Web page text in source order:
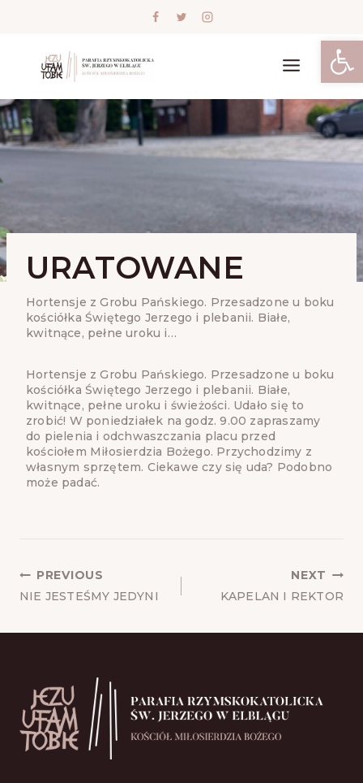
URATOWANE
Hortensje z Grobu Pańskiego. Przesadzone u boku
kościółka Świętego Jerzego i plebanii. Białe,
kwitnące, pełne uroku i…
Hortensje z Grobu Pańskiego. Przesadzone u boku
kościółka Świętego Jerzego i plebanii. Białe,
kwitnące, pełne uroku i świeżości. Udało się to
zrobić! W poniedziałek na godz. 9.00 zapraszamy
do pielenia i odchwaszczania placu przed
kościołem Miłosierdzia Bożego. Przychodzimy z
własnym sprzętem. Ciekawe czy się uda? Podobno
może padać.
POST
NAVIGATION
PREVIOUS
NIE JESTEŚMY JEDYNI
NEXT
KAPELAN I REKTOR